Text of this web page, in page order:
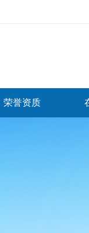
荣誉资质